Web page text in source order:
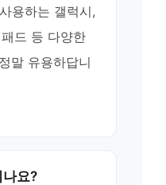
용하는 갤럭시,
드 등 다양한
말 유용하답니
나요?